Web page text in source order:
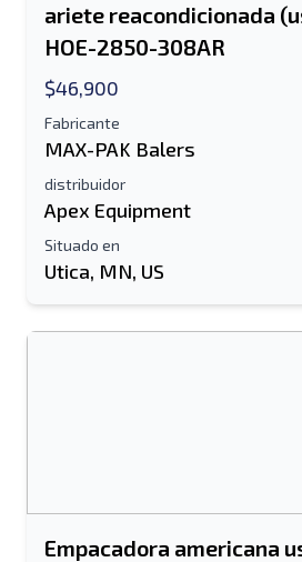
ariete reacondicionada
HOE-2850-308AR
$46,900
Fabricante
MAX-PAK Balers
distribuidor
Apex Equipment
Situado en
Utica, MN, US
Empacadora americana